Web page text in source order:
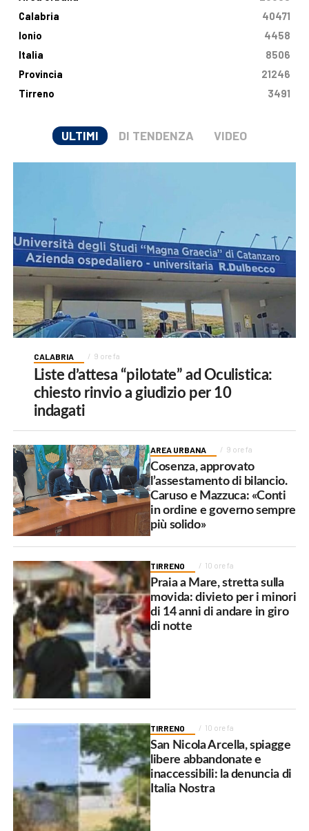
Calabria
40471
Ionio
4458
Italia
8506
Provincia
21246
Tirreno
3491
ULTIMI DI TENDENZA VIDEO
CALABRIA 9 ore fa
Liste d’attesa “pilotate” ad Oculistica:
chiesto rinvio a giudizio per 10
indagati
AREA URBANA 9 ore fa
Cosenza, approvato
l’assestamento di bilancio.
Caruso e Mazzuca: «Conti
in ordine e governo sempre
più solido»
TIRRENO 10 ore fa
Praia a Mare, stretta sulla
movida: divieto per i minori
di 14 anni di andare in giro
di notte
TIRRENO 10 ore fa
San Nicola Arcella, spiagge
libere abbandonate e
inaccessibili: la denuncia di
Italia Nostra